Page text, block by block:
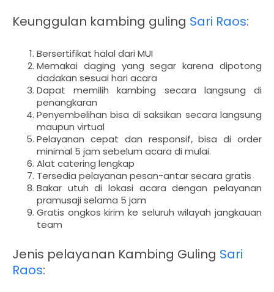
Keunggulan kambing guling Sari Raos:
Bersertifikat halal dari MUI
Memakai daging yang segar karena dipotong
dadakan sesuai hari acara
Dapat memilih kambing secara langsung di
penangkaran
Penyembelihan bisa di saksikan secara langsung
maupun virtual
Pelayanan cepat dan responsif, bisa di order
minimal 5 jam sebelum acara di mulai.
Alat catering lengkap
Tersedia pelayanan pesan-antar secara gratis
Bakar utuh di lokasi acara dengan pelayanan
pramusaji selama 5 jam
Gratis ongkos kirim ke seluruh wilayah jangkauan
team
Jenis pelayanan Kambing Guling Sari
Raos: